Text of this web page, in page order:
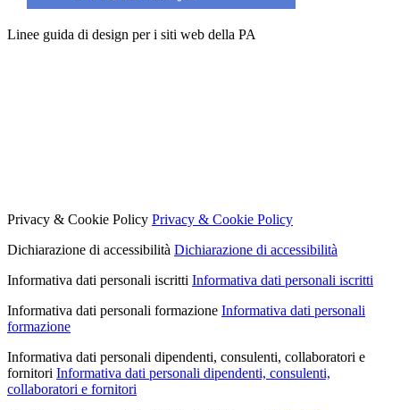
Linee guida di design per i siti web della PA
Privacy & Cookie Policy Privacy & Cookie Policy
Dichiarazione di accessibilità Dichiarazione di accessibilità
Informativa dati personali iscritti Informativa dati personali iscritti
Informativa dati personali formazione Informativa dati personali
formazione
Informativa dati personali dipendenti, consulenti, collaboratori e
fornitori Informativa dati personali dipendenti, consulenti,
collaboratori e fornitori